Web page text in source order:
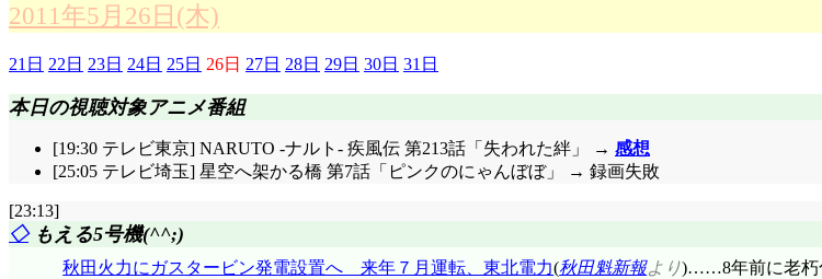
2011年5月26日(木)
21日 22日 23日 24日 25日 26日 27日 28日 29日 30日 31日
本日の視聴対象アニメ番組
[19:30 テレビ東京] NARUTO -ナルト- 疾風伝 第213話「失われた絆」 → 感想
[25:05 テレビ埼玉] 星空へ架かる橋 第7話「ピンクのにゃんぼぼ」 → 録画失敗
[23:13]
◇もえる5号機(^^;)
秋田火力にガスタービン発電設置へ 来年７月運転、東北電力(秋田魁新報より)……8年前に老朽